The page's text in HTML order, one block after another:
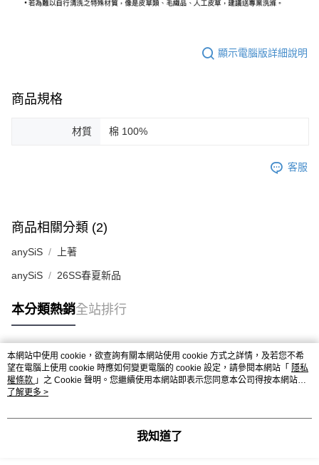
顯示電腦版詳細說明
商品規格
材質 棉 100%
客服
商品相關分類 (2)
anySiS 上著
anySiS 26SS春夏新品
本分類熱銷全站排行
熱門標籤
本網站中使用 cookie，欲查詢有關本網站使用 cookie 方式之詳情，及若您不希
望在電腦上使用 cookie 時應如何變更電腦的 cookie 設定，請參閱本網站「 隱私
權條款 」之 Cookie 聲明。您繼續使用本網站即表示您同意本公司得按本網站使
用條款之 Cookie 聲明使用 cookie。
了解更多 >
我知道了